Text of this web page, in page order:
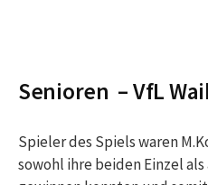
Senioren – VfL
Spieler des Spiels waren
sowohl ihre beiden Einzel